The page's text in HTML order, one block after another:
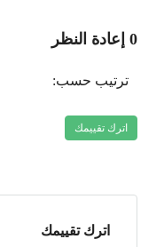
0 إعادة النظر
ترتيب حسب:
اترك تقييمك
اترك تقييمك